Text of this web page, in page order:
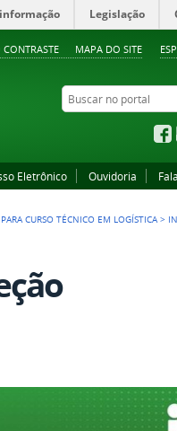
MAPA DO SITE
Legislação
Buscar no portal
Eletrônico Ouvidoria
CURSO TÉCNICO EM LOGÍSTICA >